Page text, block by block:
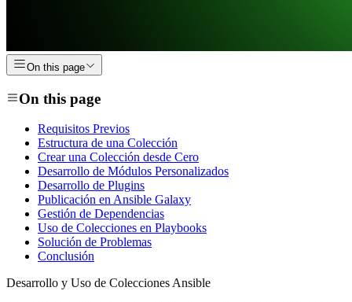
On this page
On this page
Requisitos Previos
Estructura de una Colección
Crear una Colección desde Cero
Desarrollo de Módulos Personalizados
Desarrollo de Plugins
Publicación en Ansible Galaxy
Gestión de Dependencias
Uso de Colecciones en Playbooks
Solución de Problemas
Conclusión
Desarrollo y Uso de Colecciones Ansible